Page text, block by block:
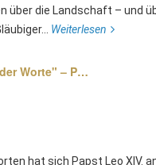
über die Landschaft – und
Weiterlesen
Worte" – P…
hat sich Papst Leo XIV.